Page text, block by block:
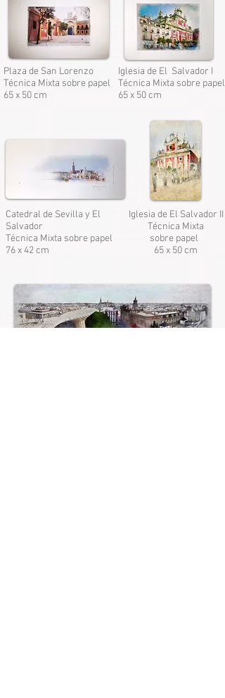
Iglesia de El Salvador I
Técnica Mixta sobre papel
65 x 50 cm
Iglesia de El Salvador II
Técnica Mixta
sobre papel
65 x 50 cm
Catedral de Sevilla y El
Salvador
Técnica Mixta sobre papel
76 x 42 cm
Plaza de San Lorenzo
Técnica Mixta sobre papel
65 x 50 cm